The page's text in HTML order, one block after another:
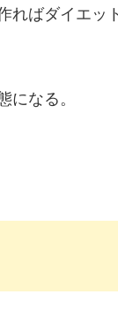
ればダイエッ
になる。